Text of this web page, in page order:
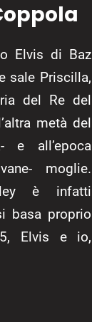
Elvis di Baz
sale Priscilla,
del Re del
metà del
e all’epoca
moglie.
è infatti
basa proprio
Elvis e io,